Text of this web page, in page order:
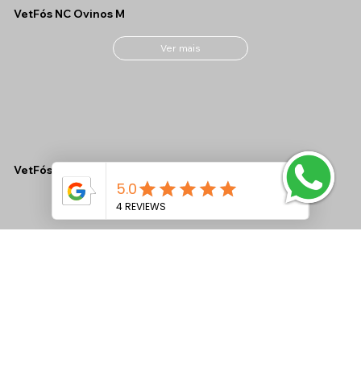
VetFós NC Ovinos M
Ver mais
VetFós NC MAX CONF
Ver mais